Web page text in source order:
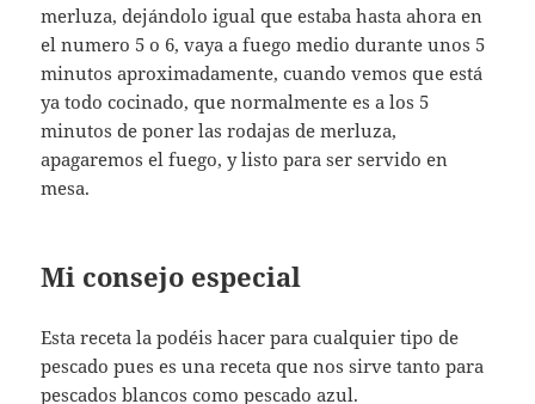
merluza, dejándolo igual que estaba hasta ahora en
el numero 5 o 6, vaya a fuego medio durante unos 5
minutos aproximadamente, cuando vemos que está
ya todo cocinado, que normalmente es a los 5
minutos de poner las rodajas de merluza,
apagaremos el fuego, y listo para ser servido en
mesa.
Mi consejo especial
Esta receta la podéis hacer para cualquier tipo de
pescado pues es una receta que nos sirve tanto para
pescados blancos como pescado azul.